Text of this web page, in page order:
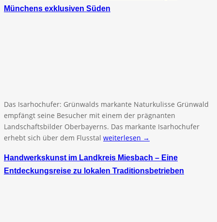
Münchens exklusiven Süden
Das Isarhochufer: Grünwalds markante Naturkulisse Grünwald
empfängt seine Besucher mit einem der prägnanten
Landschaftsbilder Oberbayerns. Das markante Isarhochufer
erhebt sich über dem Flusstal weiterlesen →
Handwerkskunst im Landkreis Miesbach – Eine
Entdeckungsreise zu lokalen Traditionsbetrieben